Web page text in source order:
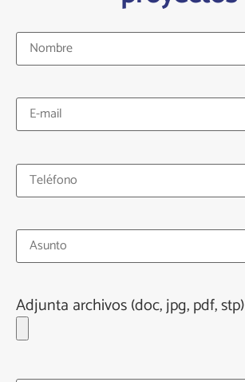
Adjunta archivos (doc, jpg, pdf, stp)